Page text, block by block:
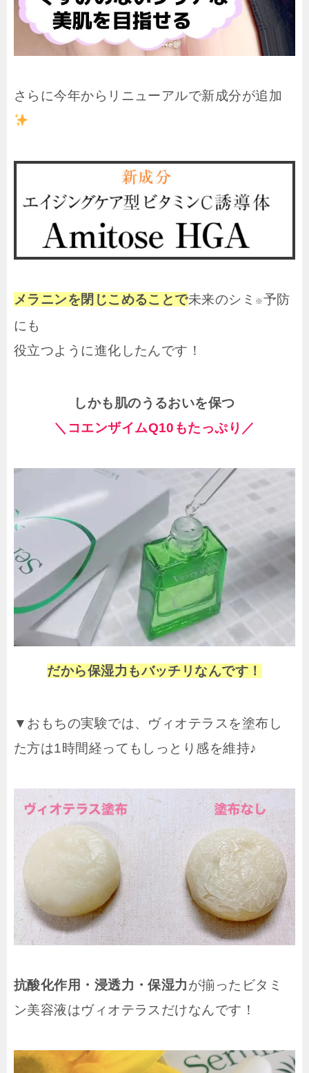
さらに今年からリニューアルで新成分が追加
メラニンを閉じこめることで未来のシミ ※予防
にも
役立つように進化したんです！
しかも肌のうるおいを保つ
＼コエンザイムQ10もたっぷり／
だから保湿力もバッチリなんです！
▼おもちの実験では、ヴィオテラスを塗布し
た方は1時間経ってもしっとり感を維持♪
抗酸化作用・浸透力・保湿力が揃ったビタミ
ン美容液はヴィオテラスだけなんです！